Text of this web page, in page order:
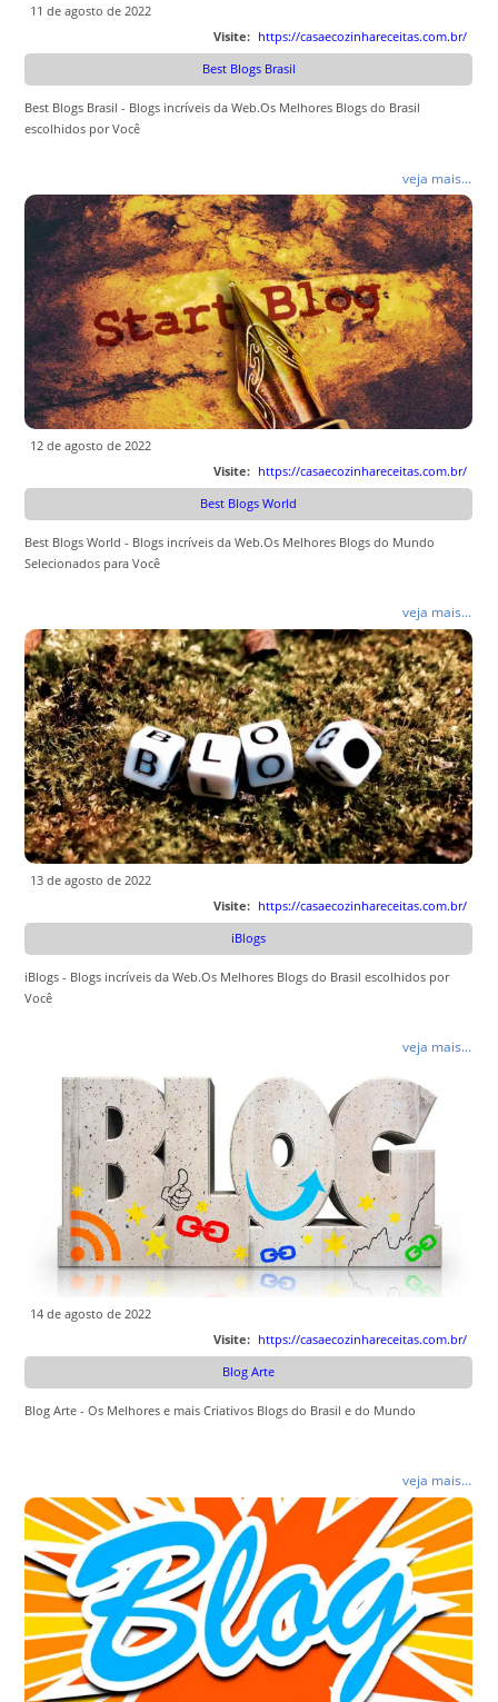
11 de agosto de 2022
Visite: https://casaecozinhareceitas.com.br/
Best Blogs Brasil
Best Blogs Brasil - Blogs incríveis da Web.Os Melhores Blogs do Brasil
escolhidos por Você
veja mais...
12 de agosto de 2022
Visite: https://casaecozinhareceitas.com.br/
Best Blogs World
Best Blogs World - Blogs incríveis da Web.Os Melhores Blogs do Mundo
Selecionados para Você
veja mais...
13 de agosto de 2022
Visite: https://casaecozinhareceitas.com.br/
iBlogs
iBlogs - Blogs incríveis da Web.Os Melhores Blogs do Brasil escolhidos por
Você
veja mais...
14 de agosto de 2022
Visite: https://casaecozinhareceitas.com.br/
Blog Arte
Blog Arte - Os Melhores e mais Criativos Blogs do Brasil e do Mundo
veja mais...